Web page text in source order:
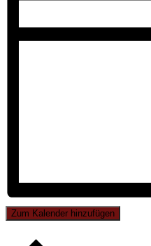
Zum Kalender hinzufügen